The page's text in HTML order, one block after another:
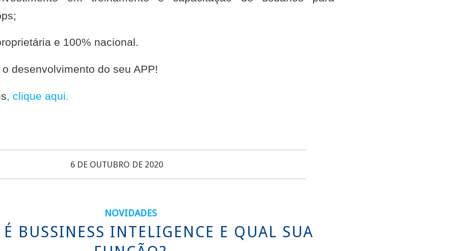
e 100% nacional.
desenvolvimento do seu APP!
, clique aqui.
6 DE OUTUBRO DE 2020
NOVIDADES
BUSSINESS INTELIGENCE E QUAL SUA